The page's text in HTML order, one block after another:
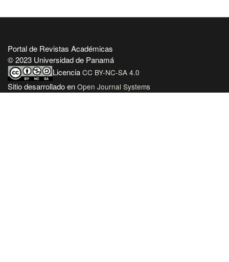
Portal de Revistas Académicas
© 2023 Universidad de Panamá
Licencia CC BY-NC-SA 4.0
Sitio desarrollado en Open Journal Systems